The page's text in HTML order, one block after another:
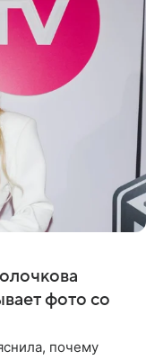
фото со
почему